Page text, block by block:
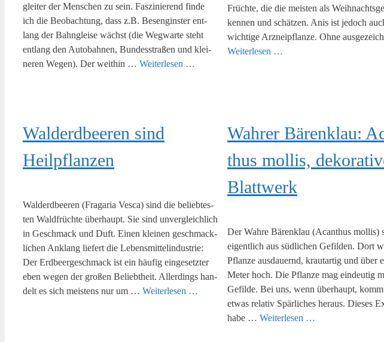
glei­ter der Men­schen zu sein. Fas­zi­nie­rend fin­de
ich die Beob­ach­tung, dass z.B. Besen­gins­ter ent­
lang der Bahn­glei­se wächst (die Weg­war­te steht
ent­lang den Auto­bah­nen, Bun­des­stra­ßen und klei­
ne­ren Wegen). Der weit­hin … Wei­ter­le­sen …
Früch­te, die die meis­ten als
ken­nen und schät­zen. Anis ist jedoch
wich­ti­ge Arz­nei­pflan­ze. Ohne
Wei­ter­le­sen …
Wald­erd­bee­ren sind
Heilpflanzen
Wald­erd­bee­ren (Fra­ga­ria Ves­ca) sind die belieb­tes­
ten Wald­früch­te über­haupt. Sie sind unver­gleich­lich
in Geschmack und Duft. Einen klei­nen geschmack­
li­chen Anklang lie­fert die Lebens­mit­tel­in­dus­trie:
Der Erd­beer­ge­schmack ist ein häu­fig ein­ge­setz­ter
eben wegen der gro­ßen Beliebt­heit. Aller­dings han­
delt es sich meis­tens nur um … Wei­ter­le­sen …
Wah­rer Bären­klau:
thus mol­lis,
Blattwerk
Der Wah­re Bären­klau (Acan­thus mol­lis)
eigent­lich aus süd­li­chen Gefil­den. Dort
Pflan­ze aus­dau­ernd, kraut­ar­tig und über
Meter hoch. Die Pflan­ze mag ein­deu­tig
Gefil­de. Bei uns, wenn über­haupt,
etwas rela­tiv Spär­li­ches her­aus. Die­ses
habe … Wei­ter­le­sen …